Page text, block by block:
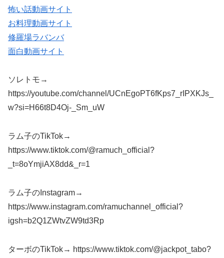
怖い話動画サイト
お料理動画サイト
修羅場ラバンバ
面白動画サイト
ソレトモ→
https://youtube.com/channel/UCnEgoPT6fKps7_rIPXKJs_
w?si=H66t8D4Oj-_Sm_uW
ラム子のTikTok→
https://www.tiktok.com/@ramuch_official?
_t=8oYmjiAX8dd&_r=1
ラム子のInstagram→
https://www.instagram.com/ramuchannel_official?
igsh=b2Q1ZWtvZW9td3Rp
ターボのTikTok→ https://www.tiktok.com/@jackpot_tabo?